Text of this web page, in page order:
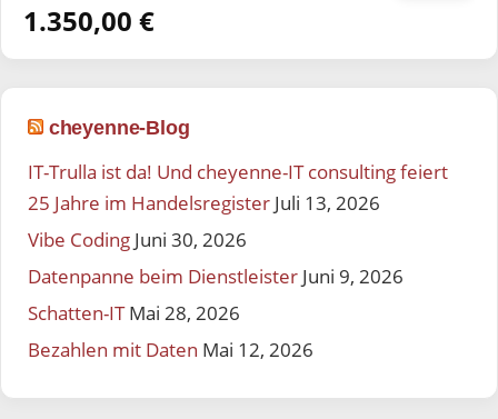
1.350,00 €
cheyenne-Blog
IT-Trulla ist da! Und cheyenne-IT consulting feiert
25 Jahre im Handelsregister Juli 13, 2026
Vibe Coding Juni 30, 2026
Datenpanne beim Dienstleister Juni 9, 2026
Schatten-IT Mai 28, 2026
Bezahlen mit Daten Mai 12, 2026